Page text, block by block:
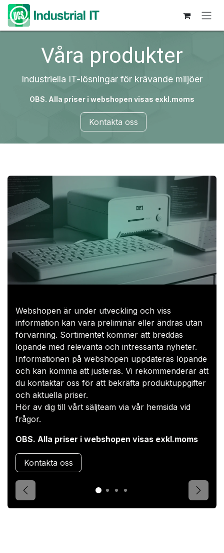
Hoppa till innehåll
Våra produkter
Industriella IT-lösningar för krävande miljöer
OBS. Alla priser i webshopen visas exkl.moms
Kontakta oss
Webshopen är under utveckling och viss
information kan vara preliminär eller ändras utan
förvarning. Sortimentet kommer att breddas
löpande med relevanta och intressanta nyheter.
Informationen på webshopen uppdateras löpande
och kan komma att justeras. Vi rekommenderar att
du kontaktar oss för att bekräfta produktuppgifter
och aktuella priser.​
Hör av dig till vårt säljteam via vår hemsida vid
frågor.
OBS. Alla priser i webshopen visas exkl.moms
Kontakta oss
Förgående Nästa